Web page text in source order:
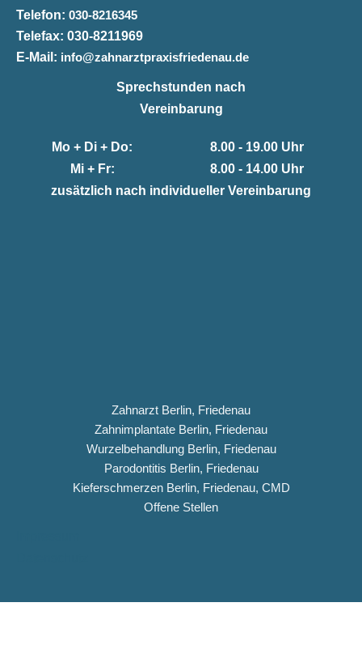
Telefon: 030-8216345
Telefax: 030-8211969
E-Mail: info@zahnarztpraxisfriedenau.de
Sprechstunden nach
Vereinbarung
Mo + Di + Do:
8.00 - 19.00 Uhr
Mi + Fr:
8.00 - 14.00 Uhr
zusätzlich nach individueller Vereinbarung
Zahnarzt Berlin, Friedenau
Zahnimplantate Berlin, Friedenau
Wurzelbehandlung Berlin, Friedenau
Parodontitis Berlin, Friedenau
Kieferschmerzen Berlin, Friedenau, CMD
Offene Stellen